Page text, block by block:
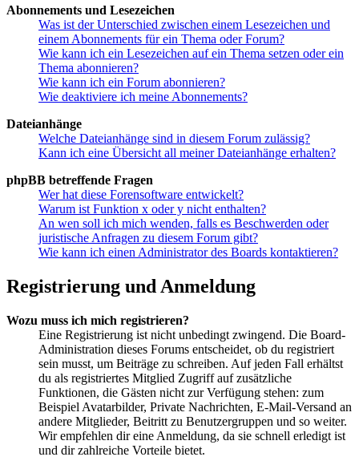
Abonnements und Lesezeichen
Was ist der Unterschied zwischen einem Lesezeichen und
einem Abonnements für ein Thema oder Forum?
Wie kann ich ein Lesezeichen auf ein Thema setzen oder ein
Thema abonnieren?
Wie kann ich ein Forum abonnieren?
Wie deaktiviere ich meine Abonnements?
Dateianhänge
Welche Dateianhänge sind in diesem Forum zulässig?
Kann ich eine Übersicht all meiner Dateianhänge erhalten?
phpBB betreffende Fragen
Wer hat diese Forensoftware entwickelt?
Warum ist Funktion x oder y nicht enthalten?
An wen soll ich mich wenden, falls es Beschwerden oder
juristische Anfragen zu diesem Forum gibt?
Wie kann ich einen Administrator des Boards kontaktieren?
Registrierung und Anmeldung
Wozu muss ich mich registrieren?
Eine Registrierung ist nicht unbedingt zwingend. Die Board-
Administration dieses Forums entscheidet, ob du registriert
sein musst, um Beiträge zu schreiben. Auf jeden Fall erhältst
du als registriertes Mitglied Zugriff auf zusätzliche
Funktionen, die Gästen nicht zur Verfügung stehen: zum
Beispiel Avatarbilder, Private Nachrichten, E-Mail-Versand an
andere Mitglieder, Beitritt zu Benutzergruppen und so weiter.
Wir empfehlen dir eine Anmeldung, da sie schnell erledigt ist
und dir zahlreiche Vorteile bietet.